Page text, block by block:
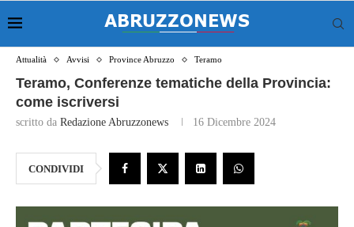
Attualità Avvisi Province Abruzzo Teramo
Teramo, Conferenze tematiche della Provincia:
come iscriversi
scritto da Redazione Abruzzonews 16 Dicembre 2024
CONDIVIDI